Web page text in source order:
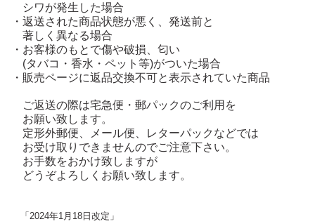
シワが発生した場合
・返送された商品状態が悪く、発送前と
著しく異なる場合
・お客様のもとで傷や破損、匂い
(タバコ・香水・ペット等)がついた場合
・販売ページに返品交換不可と表示されていた商品
ご返送の際は宅急便・郵パックのご利用を
お願い致します。
定形外郵便、メール便、レターパックなどでは
お受け取りできませんのでご注意下さい。
お手数をおかけ致しますが
どうぞよろしくお願い致します。
「2024年1月18日改定」